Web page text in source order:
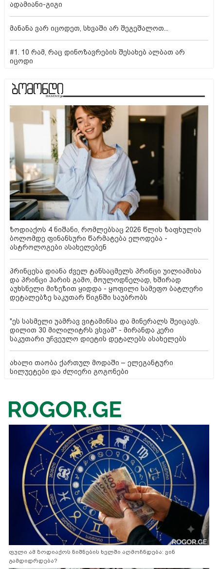
ადამიანი-გიგი
მანანა ვარ იცოდეთ, სხვაში არ შეგეშალოთ...
#1. 10 რამ, რაც დინოზავრების შესახებ ალბათ არ
იცოდი
ზოდიაქოს 4 ნიშანი, რომლებსაც 2026 წლის ზაფხულის
ბოლომდე ფინანსური წარმატება ელოდება -
ასტროლოგები ასახელებენ
პრინცესა დიანა ძველ ტანსაცმელს პრინცი უილიამისა
და პრინცი ჰარის გამო, მოულოდნელად, ხშირად
აუხსნელი მიზეზით ყიდდა - ყოფილი სამეფო ბატლერი
დეტალებზე საკუთარ წიგნში საუბრობს
"ეს სასმელი უამრავ ვიტამინსა და მინერალს შეიცავს.
დილით 30 მილილიტრს ვსვამ" - მირანდა კერი
საკუთარი უჩვეულო დიეტის დეტალებს ასახელებს
ახალი თაობა ქართულ მოდაში – ელეგანტური
სილუეტები და ძლიერი გოგონები
ფული ამ ზოდიაქოს ნიშნების ხელში აღმოჩნდება: ვინ
გამდიდრდება?